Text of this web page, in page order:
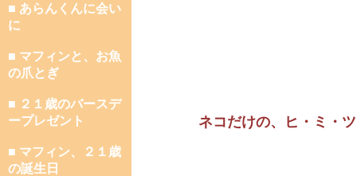
■ あらんくんに会い
に
■ マフィンと、お魚
の爪とぎ
■ ２１歳のバースデ
ープレゼント
■ マフィン、２１歳
の誕生日
ネコだけの、ヒ・ミ・